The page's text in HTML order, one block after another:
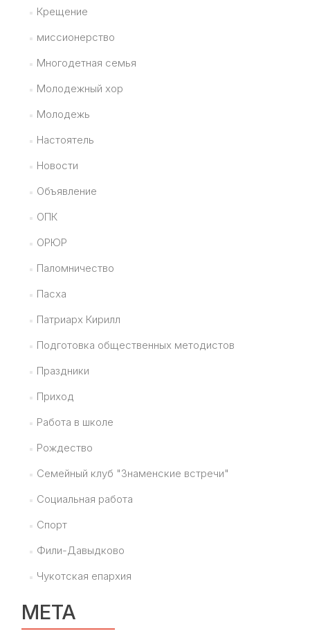
Крещение
миссионерство
Многодетная семья
Молодежный хор
Молодежь
Настоятель
Новости
Объявление
ОПК
ОРЮР
Паломничество
Пасха
Патриарх Кирилл
Подготовка общественных методистов
Праздники
Приход
Работа в школе
Рождество
Семейный клуб "Знаменские встречи"
Социальная работа
Спорт
Фили-Давыдково
Чукотская епархия
МЕТА